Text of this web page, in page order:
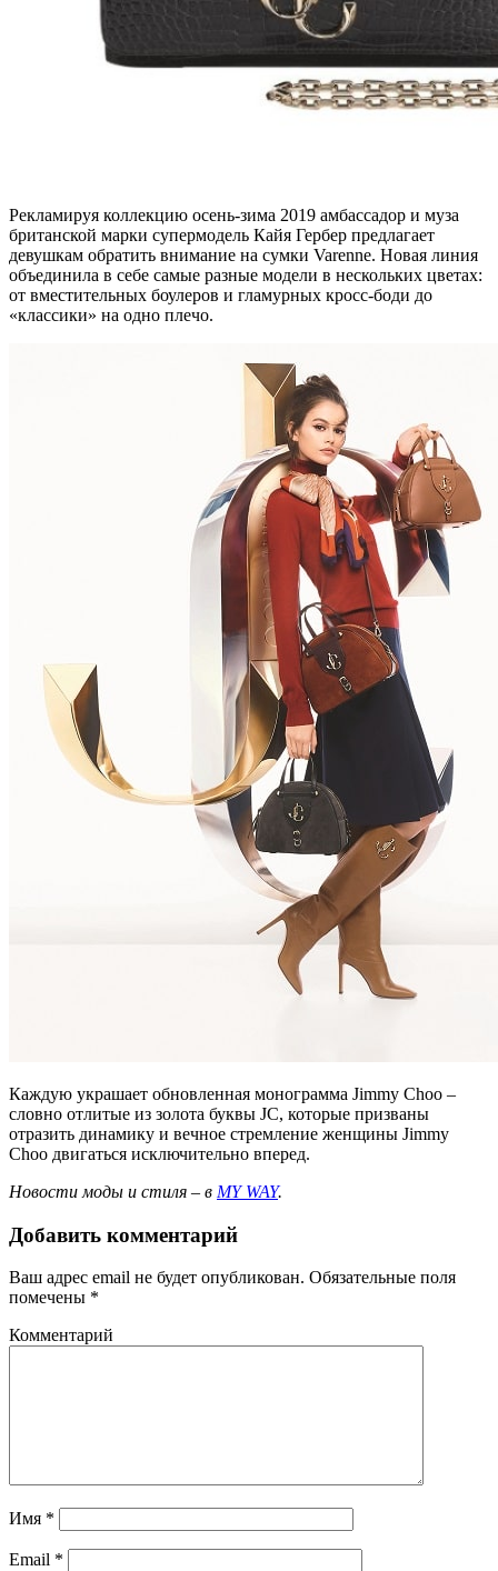
Рекламируя коллекцию осень-зима 2019 амбассадор и муза
британской марки супермодель Кайя Гербер предлагает
девушкам обратить внимание на сумки Varenne. Новая линия
объединила в себе самые разные модели в нескольких цветах:
от вместительных боулеров и гламурных кросс-боди до
«классики» на одно плечо.
Каждую украшает обновленная монограмма Jimmy Choo –
словно отлитые из золота буквы JC, которые призваны
отразить динамику и вечное стремление женщины Jimmy
Choo двигаться исключительно вперед.
Новости моды и стиля – в MY WAY.
Добавить комментарий
Ваш адрес email не будет опубликован. Обязательные поля
помечены *
Комментарий
Имя *
Email *